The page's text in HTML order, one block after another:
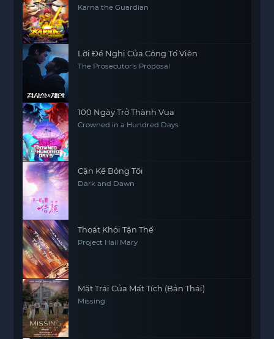
Karna the Guardian
Lời Đề Nghị Của Công Tố Viên
The Prosecutor's Proposal
100 Ngày Trở Thành Vua
Crowned in a Hundred Days
Cận Kề Bóng Tối
Dark and Dawn
Thoát Khỏi Tận Thế
Project Hail Mary
Mặt Trái Của Mất Tích (Bản Thái)
Missing